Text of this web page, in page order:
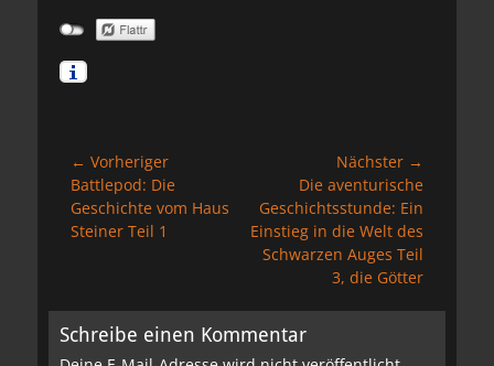
Beitragsnavigation
← Vorheriger
Vorheriger
Beitrag:
Battlepod: Die
Geschichte vom Haus
Steiner Teil 1
Nächster →
Nächster
Beitrag:
Die aventurische
Geschichtsstunde: Ein
Einstieg in die Welt des
Schwarzen Auges Teil
3, die Götter
Schreibe einen Kommentar